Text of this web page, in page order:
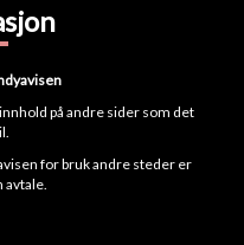
på andre sider som det
for bruk andre steder er
avtale.